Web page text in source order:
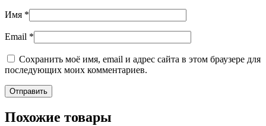
Имя *
Email *
Сохранить моё имя, email и адрес сайта в этом браузере для
последующих моих комментариев.
Похожие товары